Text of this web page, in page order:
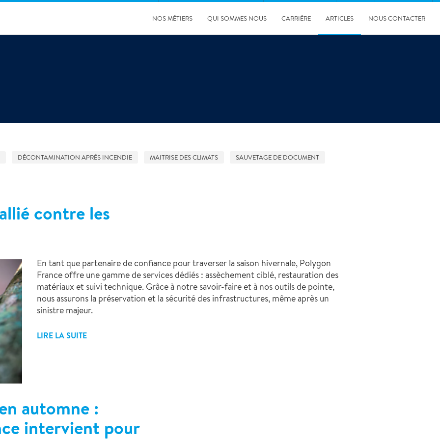
NOS MÉTIERS QUI SOMMES NOUS CARRIÈRE ARTICLES NOUS CONTACTER
DÉCONTAMINATION APRÈS INCENDIE MAITRISE DES CLIMATS SAUVETAGE DE DOCUMENT
contre les
En tant que partenaire de confiance pour traverser la saison hivernale, Polygon
France offre une gamme de services dédiés : assèchement ciblé, restauration des
matériaux et suivi technique. Grâce à notre savoir-faire et à nos outils de pointe,
nous assurons la préservation et la sécurité des infrastructures, même après un
sinistre majeur.
LIRE LA SUITE
automne :
intervient pour